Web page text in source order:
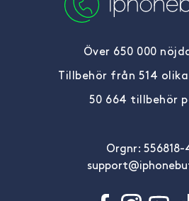
Över 650 000
Tillbehör från 514
50 664 tillbehör
Orgnr: 556818-